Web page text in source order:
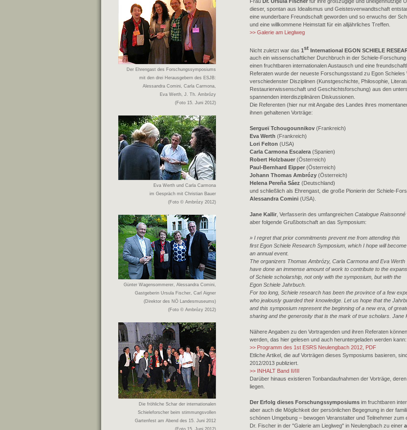
Der Ehrengast des Forschungssymposiums
mit den drei Herausgebern des ESJB:
Alessandra Comini, Carla Carmona,
Eva Werth, J. Th. Ambrózy
(Foto 15. Juni 2012)
Eva Werth und Carla Carmona
im Gespräch mit Christian Bauer
(Foto © Ambrózy 2012)
Günter Wagensommerer, Alessandra Comini,
Gastgeberin Ursula Fischer, Carl Aigner
(Direktor des NÖ Landesmuseums)
(Foto © Ambrózy 2012)
Die fröhliche Schar der internationalen
Schieleforscher beim stimmungsvollen
Gartenfest am Abend des 15. Juni 2012
(Foto 15. Juni 2012)
dieser, spontan aus Idealismus und Geistesverwandtschaft
eine wunderbare Freundschaft geworden und so erwuchs der
und eine willkommene Heimstatt für ein alljährliches Treffen.
>> Galerie am Lieglweg
Nicht zuletzt war das 1st International EGON SCHIELE
auch ein wissenschaftlicher Durchbruch in der Schiele-
einen fruchtbaren internationalen Austausch und eine
Referaten wurde der neueste Forschungsstand zu Egon
verschiedenster Disziplinen (Kunstgeschichte, Philosophie,
Restaurierwissenschaft und Geschichtsforschung) aus den
spannenden interdisziplinären Diskussionen.
Die Referenten (hier nur mit Angabe des Landes ihres
ihnen gehaltenen Vorträge:
Sergueï Tchougounnikov (Frankreich)
Eva Werth (Frankreich)
Lori Felton (USA)
Carla Carmona Escalera (Spanien)
Robert Holzbauer (Österreich)
Paul-Bernhard Eipper (Österreich)
Johann Thomas Ambrózy (Österreich)
Helena Pereña Sáez (Deutschland)
und schließlich als Ehrengast, die große Pionierin der Schiele-
Alessandra Comini (USA).
Jane Kallir , Verfasserin des umfangreichen Catalogue Raissonné
aber folgende Grußbotschaft an das Symposium:
» I regret that prior commitments prevent me from attending this
first Egon Schiele Research Symposium, which I hope will become
an annual event.
The organizers Thomas Ambrózy, Carla Carmona and Eva Werth
have done an immense amount of work to contribute to the
of Schiele scholarship, not only with the symposium, but with the
Egon Schiele Jahrbuch.
For too long, Schiele research has been the province of a few
who jealously guarded their knowledge. Let us hope that the
and this symposium represent the beginning of a new era, of
sharing and the generosity that is the mark of true scholars. Jane
Nähere Angaben zu den Vortragenden und ihren Referaten
werden, das hier gelesen und auch heruntergeladen werden kann:
>> Programm des 1st ESRS Neulengbach 2012, PDF
Etliche Artikel, die auf Vorträgen dieses Symposiums basieren,
2012/2013 publiziert.
>> INHALT Band II/III
Darüber hinaus existieren Tonbandaufnahmen der Vorträge,
liegen.
Der Erfolg dieses Forschungssymposiums im fruchtbaren
aber auch die Möglichkeit der persönlichen Begegnung in der
schönen Umgebung – bewogen Veranstalter und Teilnehmer
Dr. Fischer in der "Galerie am Lieglweg" in Neulengbach zu einer